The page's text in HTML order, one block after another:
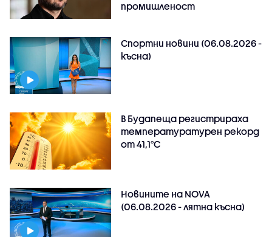
промишленост
Спортни новини (06.08.2026 -
късна)
В Будапеща регистрираха
температуратурен рекорд
от 41,1°C
Новините на NOVA
(06.08.2026 - лятна късна)